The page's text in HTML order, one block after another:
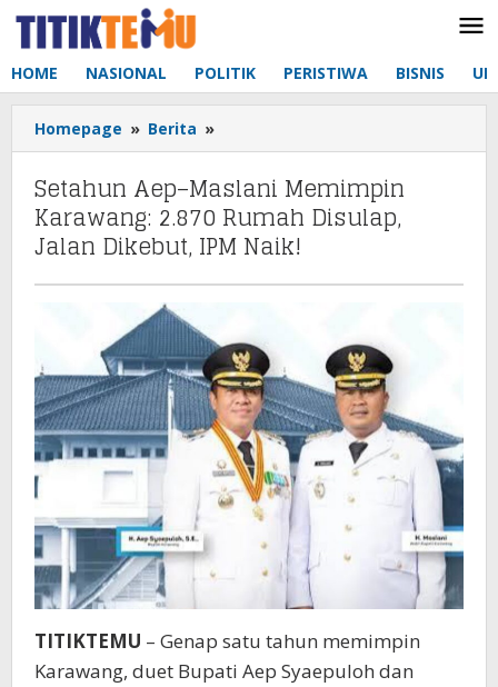
Lewati
HOME NASIONAL POLITIK PERISTIWA BISNIS
Homepage » Berita »
Aep–
Maslani
Memimpin
Karawang:
2.870
Disulap,
Dikebut,
IPM
Naik!
Setahun Aep–Maslani Memimpin
Karawang: 2.870 Rumah Disulap,
Jalan Dikebut, IPM Naik!
TITIKTEMU – Genap satu tahun memimpin
Karawang, duet Bupati Aep Syaepuloh dan